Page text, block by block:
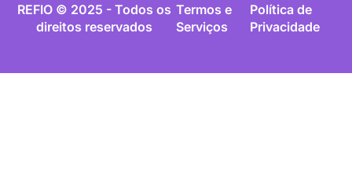
REFIO © 2025 - Todos os
direitos reservados
Termos e
Serviços
Política de
Privacidade